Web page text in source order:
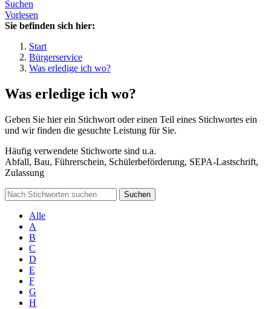
Suchen
Vorlesen
Sie befinden sich hier:
Start
Bürgerservice
Was erledige ich wo?
Was erledige ich wo?
Geben Sie hier ein Stichwort oder einen Teil eines Stichwortes ein
und wir finden die gesuchte Leistung für Sie.
Häufig verwendete Stichworte sind u.a.
Abfall, Bau, Führerschein, Schülerbeförderung, SEPA-Lastschrift,
Zulassung
Suchen
Alle
A
B
C
D
E
F
G
H